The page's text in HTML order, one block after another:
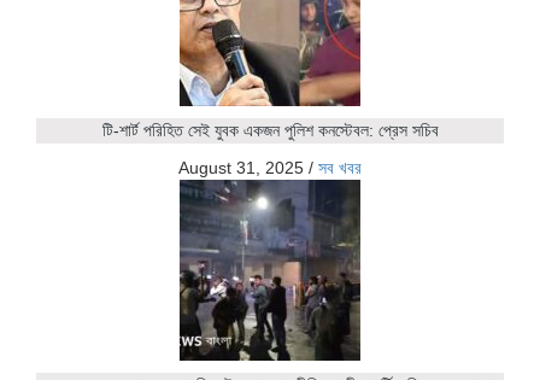
টি-শার্ট পরিহিত সেই যুবক একজন পুলিশ কনস্টেবল: প্রেস সচিব
August 31, 2025 / সব খবর